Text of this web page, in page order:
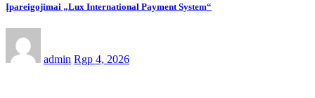
Įpareigojimai „Lux International Payment System“
admin Rgp 4, 2026